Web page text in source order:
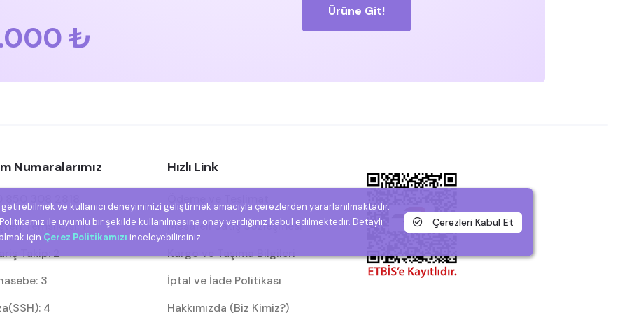
₺
Ürüne Git!
Numaralarımız
Temsilcisi: 1
Takip: 2
3
4
Hızlı Link
Mesafeli Satış Sözleşmesi
Kargo ve Taşıma Bilgileri
İptal ve İade Politikası
Hakkımızda (Biz Kimiz?)
getirebilmek ve kullanıcı deneyiminizi geliştirmek amacıyla çerezlerden yararlanılmaktadır.
ile uyumlu bir şekilde kullanılmasına onay verdiğiniz kabul edilmektedir. Detaylı
için Çerez Politikamızı inceleyebilirsiniz.
Çerezleri Kabul Et